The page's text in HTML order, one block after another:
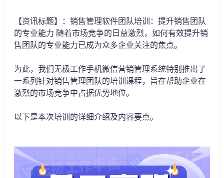
【资讯标题】：销售管理软件团队培训：提升销售团队
的专业能力 随着市场竞争的日益激烈，如何有效提升销
售团队的专业能力已成为众多企业关注的焦点。
为此，我们无极工作手机微信营销管理系统特别推出了
一系列针对销售管理团队的培训课程，旨在帮助企业在
激烈的市场竞争中占据优势地位。
以下是本次培训的详细介绍及内容要点。